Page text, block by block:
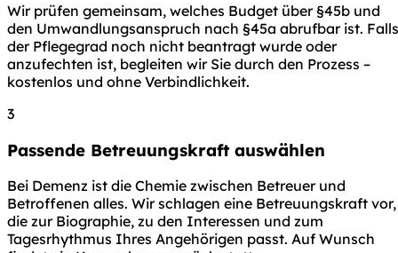
Wir prüfen gemeinsam, welches Budget über §45b und
den Umwandlungsanspruch nach §45a abrufbar ist. Falls
der Pflegegrad noch nicht beantragt wurde oder
anzufechten ist, begleiten wir Sie durch den Prozess –
kostenlos und ohne Verbindlichkeit.
3
Passende Betreuungskraft auswählen
Bei Demenz ist die Chemie zwischen Betreuer und
Betroffenen alles. Wir schlagen eine Betreuungskraft vor,
die zur Biographie, zu den Interessen und zum
Tagesrhythmus Ihres Angehörigen passt. Auf Wunsch